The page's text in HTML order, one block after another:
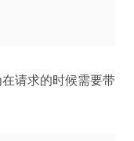
请求的时候需要带